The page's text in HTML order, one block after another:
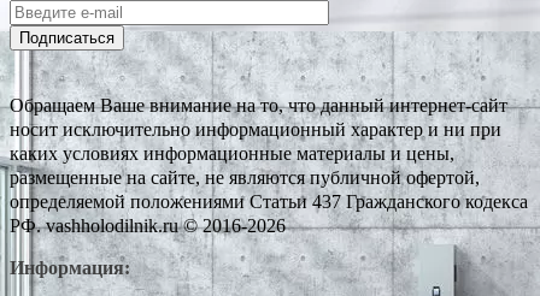
Подписаться
Обращаем Ваше внимание на то, что данный интернет-сайт
носит исключительно информационный характер и ни при
каких условиях информационные материалы и цены,
размещенные на сайте, не являются публичной офертой,
определяемой положениями Статьи 437 Гражданского кодекса
РФ. vashholodilnik.ru © 2016-2026
Информация: